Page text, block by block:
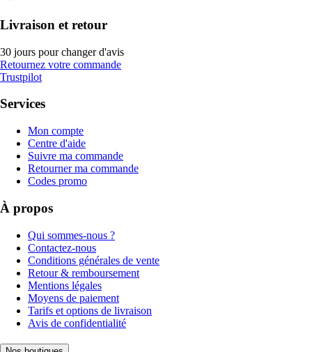
Livraison et retour
30 jours pour changer d'avis
Retournez votre commande
Trustpilot
Services
Mon compte
Centre d'aide
Suivre ma commande
Retourner ma commande
Codes promo
À propos
Qui sommes-nous ?
Contactez-nous
Conditions générales de vente
Retour & remboursement
Mentions légales
Moyens de paiement
Tarifs et options de livraison
Avis de confidentialité